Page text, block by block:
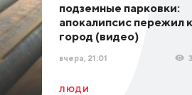
подземные парковки:
апокалипсис пережил
город (видео)
вчера, 21:01
ЛЮДИ